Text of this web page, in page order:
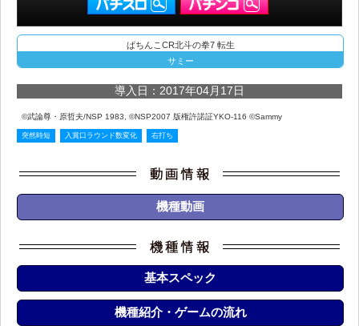
ぱちんこCR北斗の拳7 転生
サミー
導入日：2017年04月17日
©武論尊・原哲夫/NSP 1983, ©NSP2007 版権許諾証YKO-116 ©Sammy
突然時短 入賞口ラウンド数変化 右打ち
機種動画
基本スペック
機種紹介・ゲームの流れ